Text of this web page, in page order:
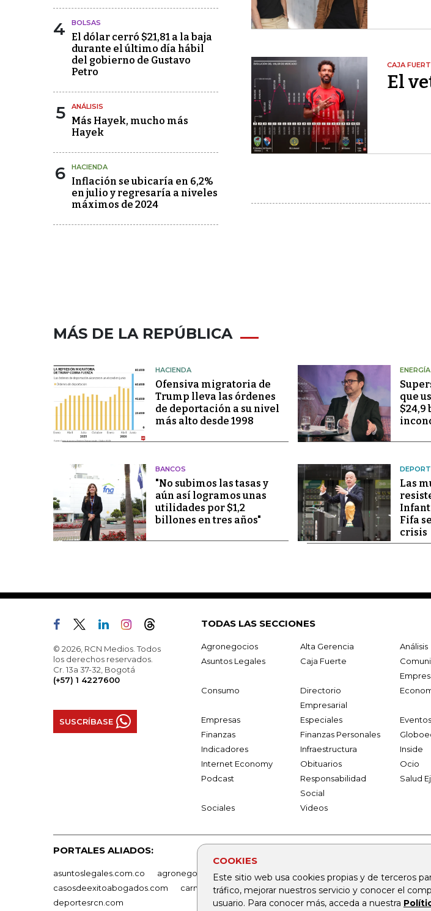
COOKIES
Este sitio web usa cookies propias y de terceros
tráfico, mejorar nuestros servicio y conocer el
usuario. Para conocer más, acceda a nuestra
4 BOLSAS
El dólar cerró $21,81 a la baja
durante el último día hábil
del gobierno de Gustavo
Petro
5 ANÁLISIS
Más Hayek, mucho más
Hayek
6 HACIENDA
Inflación se ubicaría en 6,2%
en julio y regresaría a niveles
máximos de 2024
CAJA
El
MÁS DE LA REPÚBLICA
HACIENDA
Ofensiva migratoria de
Trump lleva las órdenes
de deportación a su nivel
más alto desde 1998
ENERGÍA
que
$24,9
BANCOS
"No subimos las tasas y
aún así logramos unas
utilidades por $1,2
billones en tres años"
Las
Fifa
crisis
© 2026, RCN Medios. Todos
los derechos reservados.
Cr. 13a 37-32, Bogotá
(+57) 1 4227600
SUSCRÍBASE
TODAS LAS SECCIONES
Agronegocios Alta Gerencia
Análisis
Asuntos Legales
Caja Fuerte
Consumo
Directorio
Empresarial
Empresas Especiales
Eventos
Finanzas
Finanzas Personales
Indicadores
Infraestructura
Inside
Internet Economy
Obituarios
Ocio
Podcast
Responsabilidad
Social
Salud
Sociales Videos
PORTALES ALIADOS:
asuntoslegales.com.co agronegocios.co empresas.larepublica.co
casosdeexitoabogados.com
carnavalindustriacultural.com canalrcn.com rcnradio.com
deportesrcn.com